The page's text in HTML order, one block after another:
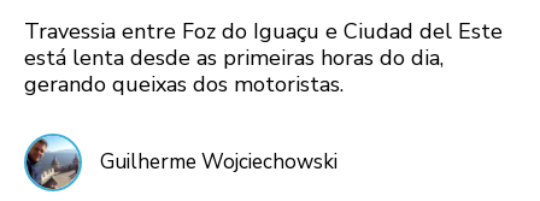
Travessia entre Foz do Iguaçu e Ciudad del Este
está lenta desde as primeiras horas do dia,
gerando queixas dos motoristas.
Guilherme Wojciechowski